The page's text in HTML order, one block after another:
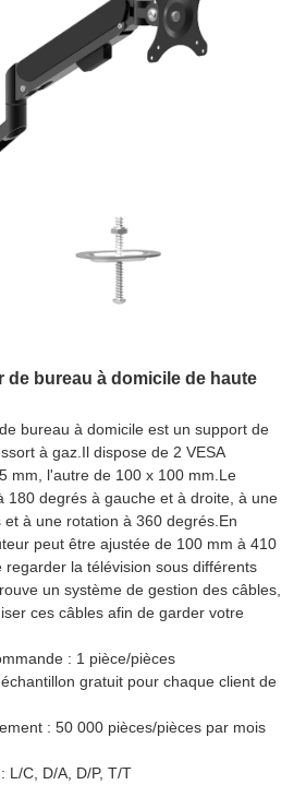
de bureau à domicile de haute
bureau à domicile est un support de
à gaz.Il dispose de 2 VESA
mm, l'autre de 100 x 100 mm.Le
180 degrés à gauche et à droite, à une
à une rotation à 360 degrés.En
peut être ajustée de 100 mm à 410
regarder la télévision sous différents
un système de gestion des câbles,
ces câbles afin de garder votre
: 1 pièce/pièces
gratuit pour chaque client de
: 50 000 pièces/pièces par mois
L/C, D/A, D/P, T/T